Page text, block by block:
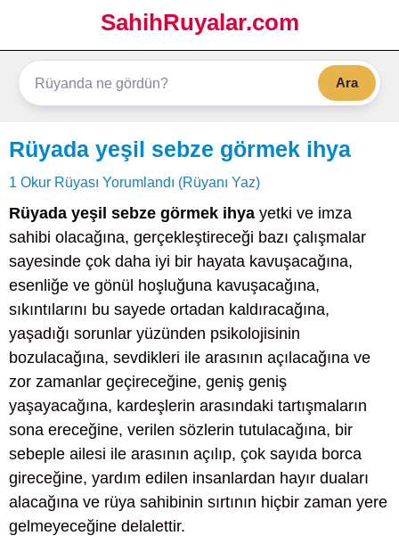
SahihRuyalar.com
Ara
Rüyada yeşil sebze görmek ihya
1 Okur Rüyası Yorumlandı (Rüyanı Yaz)
Rüyada yeşil sebze görmek ihya yetki ve imza
sahibi olacağına, gerçekleştireceği bazı çalışmalar
sayesinde çok daha iyi bir hayata kavuşacağına,
esenliğe ve gönül hoşluğuna kavuşacağına,
sıkıntılarını bu sayede ortadan kaldıracağına,
yaşadığı sorunlar yüzünden psikolojisinin
bozulacağına, sevdikleri ile arasının açılacağına ve
zor zamanlar geçireceğine, geniş geniş
yaşayacağına, kardeşlerin arasındaki tartışmaların
sona ereceğine, verilen sözlerin tutulacağına, bir
sebeple ailesi ile arasının açılıp, çok sayıda borca
gireceğine, yardım edilen insanlardan hayır duaları
alacağına ve rüya sahibinin sırtının hiçbir zaman yere
gelmeyeceğine delalettir.